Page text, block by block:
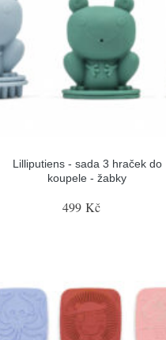
Lilliputiens - sada 3 hraček do
koupele - žabky
499 Kč